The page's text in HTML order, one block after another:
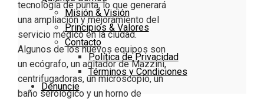
Misión & Visión
Principios & Valores
Contacto
Política de Privacidad
Términos y Condiciones
Denuncie
tecnología de punta, lo que generará
una ampliación y mejoramiento del
servicio médico en la ciudad.
Algunos de los nuevos equipos son
un ecógrafo, un agitador de Mazzini,
centrifugadoras, un microscopio, un
baño serológico y un horno de